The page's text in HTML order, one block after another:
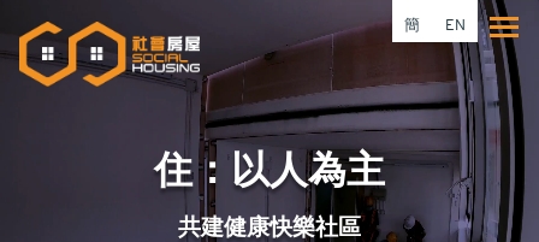
簡 EN
住：以人為主
共建健康快樂社區